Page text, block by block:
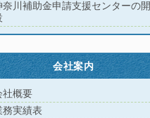
奈川補助金申請支援センターの開
会社案内
社概要
務実績表